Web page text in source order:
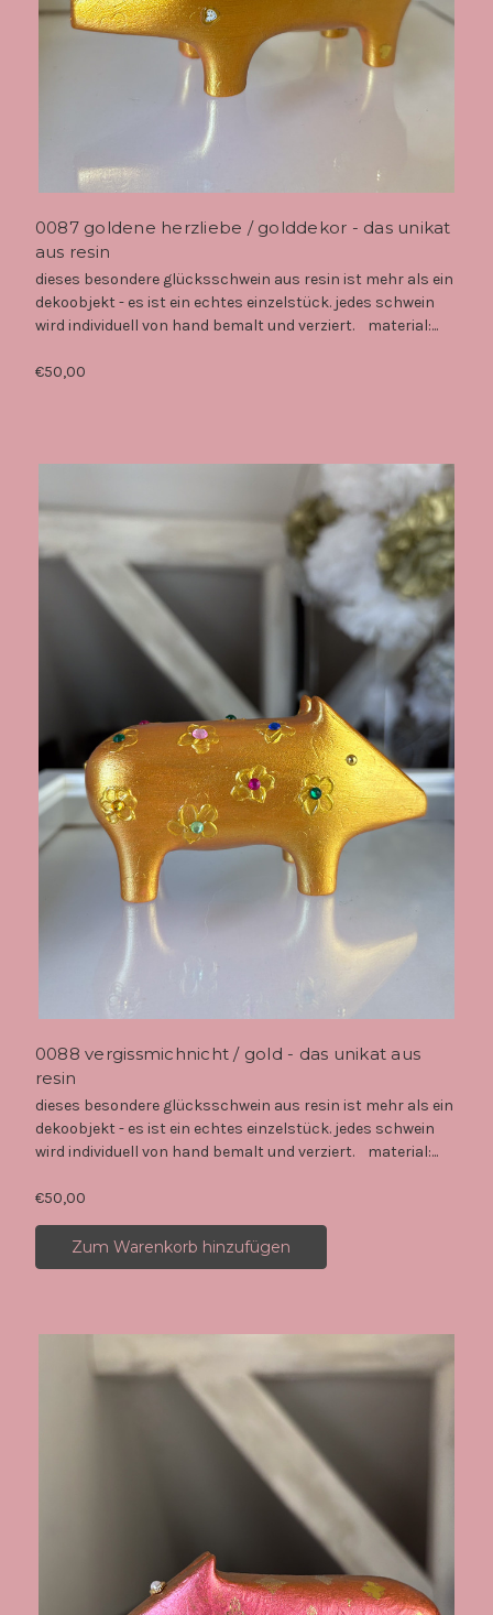
0087 goldene herzliebe / golddekor - das unikat
aus resin
dieses besondere glücksschwein aus resin ist mehr als ein
dekoobjekt - es ist ein echtes einzelstück. jedes schwein
wird individuell von hand bemalt und verziert. material:...
€50,00
0088 vergissmichnicht / gold - das unikat aus
resin
dieses besondere glücksschwein aus resin ist mehr als ein
dekoobjekt - es ist ein echtes einzelstück. jedes schwein
wird individuell von hand bemalt und verziert. material:...
€50,00
Zum Warenkorb hinzufügen